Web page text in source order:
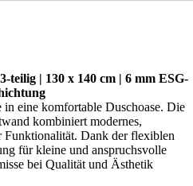
| 130 x 140 cm | 6 mm ESG-
eine komfortable Duschoase. Die
kombiniert modernes,
Funktionalität. Dank der flexiblen
für kleine und anspruchsvolle
bei Qualität und Ästhetik